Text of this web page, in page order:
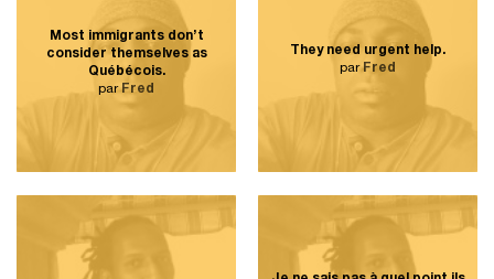
Most immigrants don’t
consider themselves as
Québécois.
parFred
They need urgent help.
parFred